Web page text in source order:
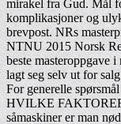
mirakel fra Gud. Mål
komplikasjoner og
brevpost. NRs
NTNU 2015 Norsk
beste masteroppgave
lagt seg selv ut for
For generelle
HVILKE
såmaskiner er man